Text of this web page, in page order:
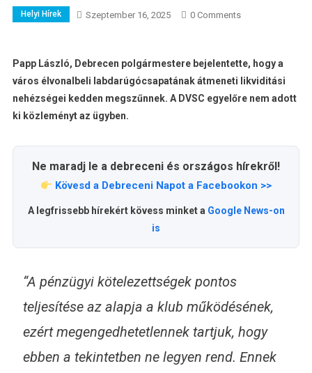
Helyi Hírek Szeptember 16, 2025 0 Comments
Papp László, Debrecen polgármestere bejelentette, hogy a
város élvonalbeli labdarúgócsapatának átmeneti likviditási
nehézségei kedden megszűnnek. A DVSC egyelőre nem adott
ki közleményt az ügyben.
Ne maradj le a debreceni és országos hírekről!
Kövesd a Debreceni Napot a Facebookon >>
A legfrissebb hírekért kövess minket a Google News-on
is
“A pénzügyi kötelezettségek pontos
teljesítése az alapja a klub működésének,
ezért megengedhetetlennek tartjuk, hogy
ebben a tekintetben ne legyen rend. Ennek